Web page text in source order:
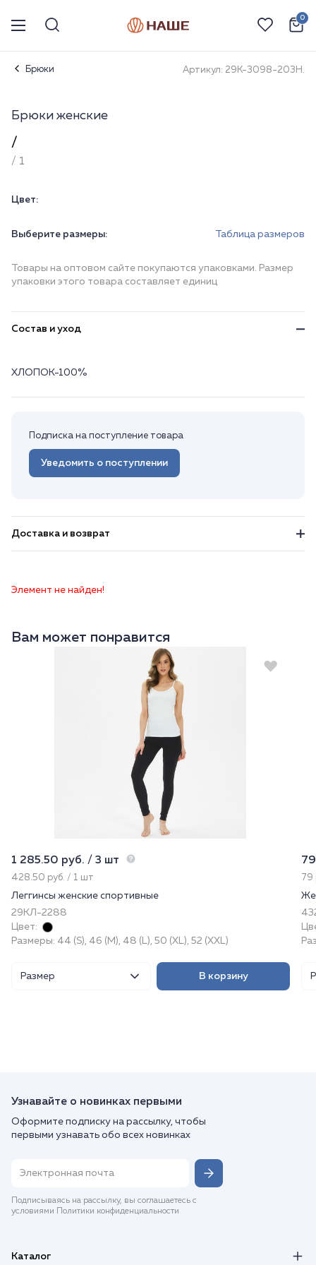
0
Брюки Артикул: 29К-3098-203Н.
Брюки женские
/
/ 1
Цвет:
Выберите размеры: Таблица размеров
Товары на оптовом сайте покупаются упаковками. Размер
упаковки этого товара составляет единиц
Состав и уход
ХЛОПОК-100%
Подписка на поступление товара
Уведомить о поступлении
Доставка и возврат
Элемент не найден!
Вам может понравится
1 285.50 руб. / 3 шт
428.50 руб. / 1 шт
Леггинсы женские спортивные
29КЛ-2288
Цвет:
Размеры: 44 (S), 46 (M), 48 (L), 50 (XL), 52 (XXL)
Размер В корзину
79
Узнавайте о новинках первыми
Оформите подписку на рассылку, чтобы
первыми узнавать обо всех новинках
Подписываясь на рассылку, вы соглашаетесь с
условиями Политики конфиденциальности
Каталог